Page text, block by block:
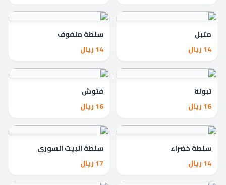
متبل
14 ريال
سلطة ملفوف
14 ريال
تبولة
16 ريال
فتوش
16 ريال
سلطة خضراء
14 ريال
سلطة البيت السوري
17 ريال